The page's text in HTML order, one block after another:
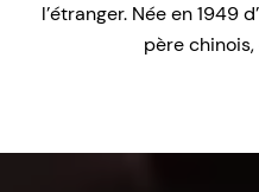
l’étranger. Née en 1949
père